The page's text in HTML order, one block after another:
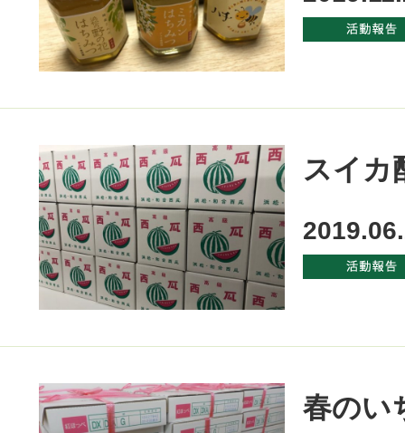
スイカ
春のい